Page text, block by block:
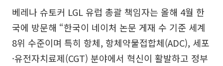
베레나 슈토커 LGL 유럽 총괄 책임자는 올해 4월 한
국에 방문해 “한국이 네이처 논문 게재 수 기준 세계
8위 수준이며 특히 항체, 항체약물접합체(ADC), 세포
·유전자치료제(CGT) 분야에서 혁신이 활발하고 정부